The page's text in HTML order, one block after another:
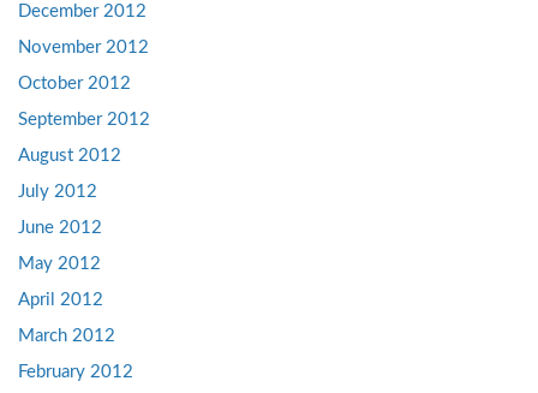
December 2012
November 2012
October 2012
September 2012
August 2012
July 2012
June 2012
May 2012
April 2012
March 2012
February 2012